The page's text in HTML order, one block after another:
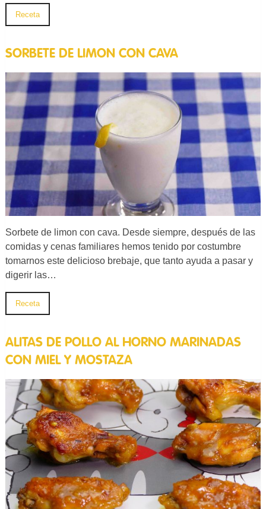
Receta
SORBETE DE LIMON CON CAVA
Sorbete de limon con cava. Desde siempre, después de las
comidas y cenas familiares hemos tenido por costumbre
tomarnos este delicioso brebaje, que tanto ayuda a pasar y
digerir las…
Receta
ALITAS DE POLLO AL HORNO MARINADAS
CON MIEL Y MOSTAZA